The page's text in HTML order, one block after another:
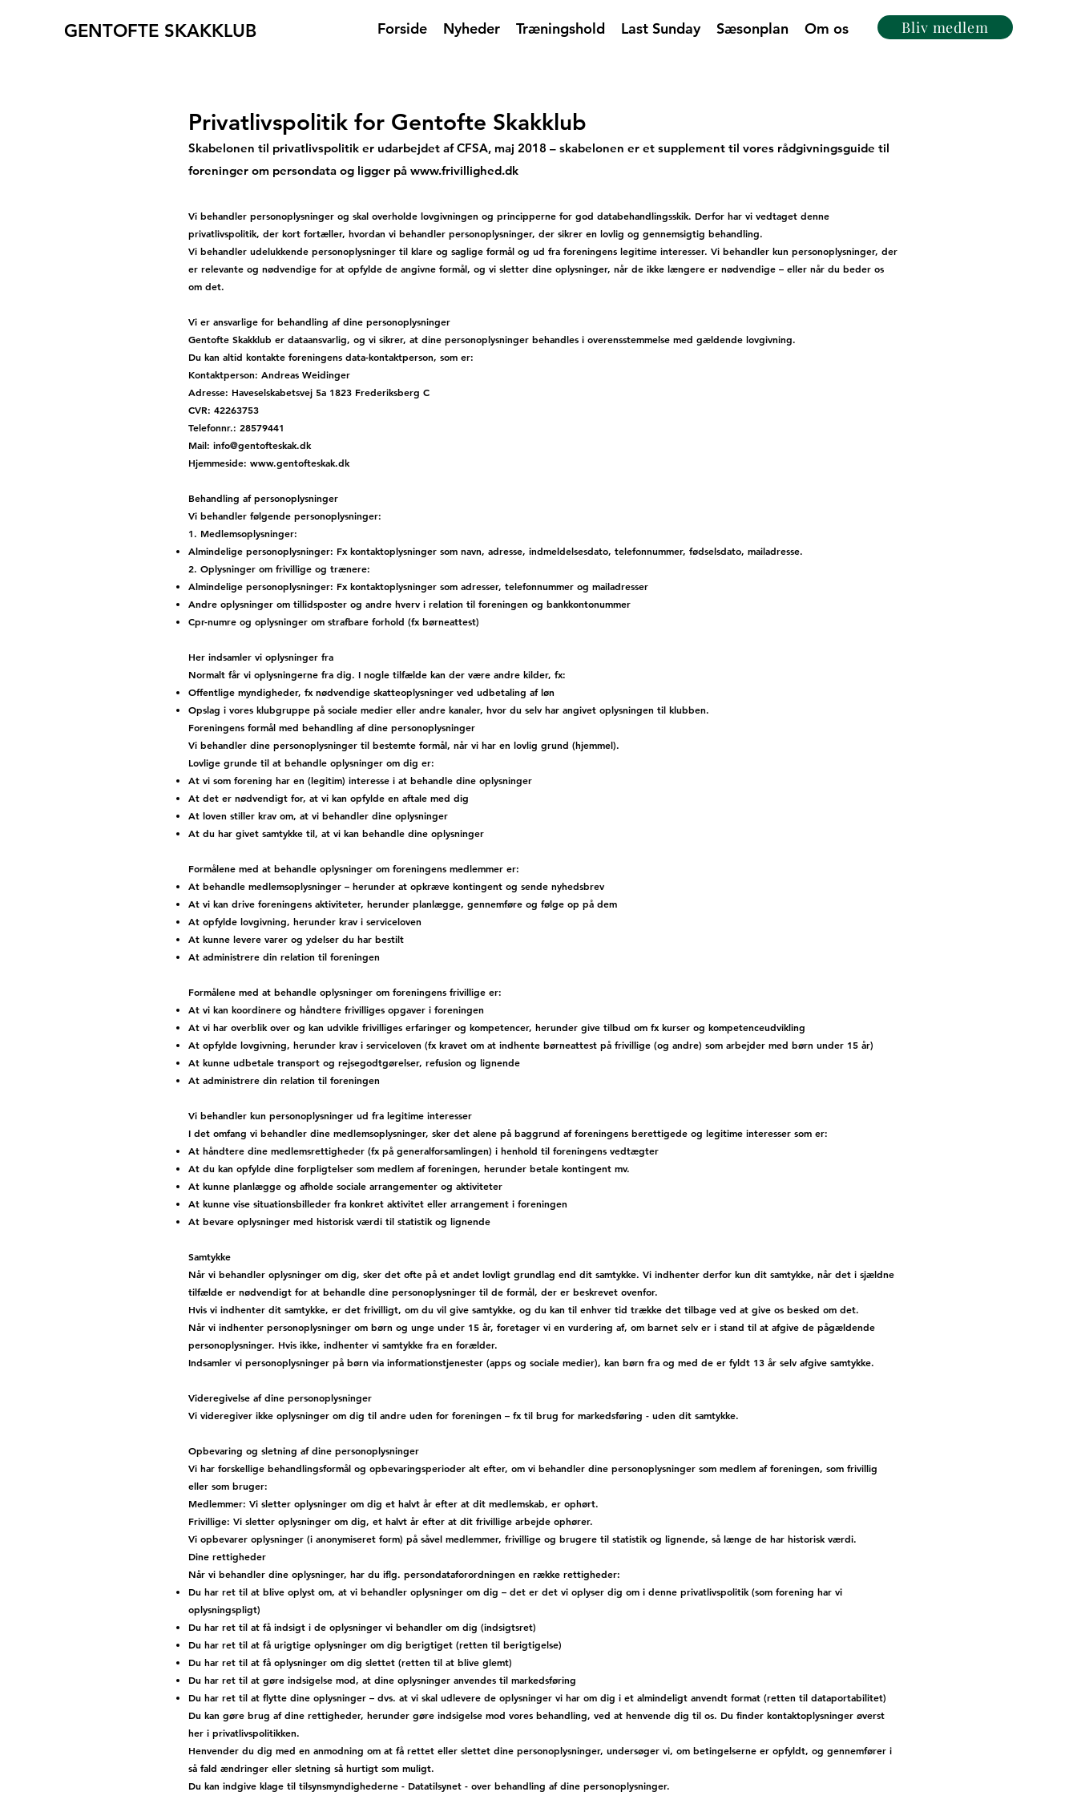
GENTOFTE SKAKKLUB Forside Nyheder Træningshold Last Sunday Sæsonplan Om os Bliv medlem
Privatlivspolitik for Gentofte Skakklub
Skabelonen til privatlivspolitik er udarbejdet af CFSA, maj 2018 – skabelonen er et supplement til vores rådgivningsguide til
foreninger om persondata og ligger på www.frivillighed.dk
Vi behandler personoplysninger og skal overholde lovgivningen og principperne for god databehandlingsskik. Derfor har vi vedtaget denne
privatlivspolitik, der kort fortæller, hvordan vi behandler personoplysninger, der sikrer en lovlig og gennemsigtig behandling.
Vi behandler udelukkende personoplysninger til klare og saglige formål og ud fra foreningens legitime interesser. Vi behandler kun personoplysninger, der
er relevante og nødvendige for at opfylde de angivne formål, og vi sletter dine oplysninger, når de ikke længere er nødvendige – eller når du beder os
om det.
Vi er ansvarlige for behandling af dine personoplysninger
Gentofte Skakklub er dataansvarlig, og vi sikrer, at dine personoplysninger behandles i overensstemmelse med gældende lovgivning.
Du kan altid kontakte foreningens data-kontaktperson, som er:
Kontaktperson: Andreas Weidinger
Adresse: Haveselskabetsvej 5a 1823 Frederiksberg C
CVR: 42263753
Telefonnr.: 28579441
Mail: info@gentofteskak.dk
Hjemmeside: www.gentofteskak.dk
Behandling af personoplysninger
Vi behandler følgende personoplysninger:
1. Medlemsoplysninger:
Almindelige personoplysninger: Fx kontaktoplysninger som navn, adresse, indmeldelsesdato, telefonnummer, fødselsdato, mailadresse.
2. Oplysninger om frivillige og trænere:
Almindelige personoplysninger: Fx kontaktoplysninger som adresser, telefonnummer og mailadresser
Andre oplysninger om tillidsposter og andre hverv i relation til foreningen og bankkontonummer
Cpr-numre og oplysninger om strafbare forhold (fx børneattest)
Her indsamler vi oplysninger fra
Normalt får vi oplysningerne fra dig. I nogle tilfælde kan der være andre kilder, fx:
Offentlige myndigheder, fx nødvendige skatteoplysninger ved udbetaling af løn
Opslag i vores klubgruppe på sociale medier eller andre kanaler, hvor du selv har angivet oplysningen til klubben.
Foreningens formål med behandling af dine personoplysninger
Vi behandler dine personoplysninger til bestemte formål, når vi har en lovlig grund (hjemmel).
Lovlige grunde til at behandle oplysninger om dig er:
At vi som forening har en (legitim) interesse i at behandle dine oplysninger
At det er nødvendigt for, at vi kan opfylde en aftale med dig
At loven stiller krav om, at vi behandler dine oplysninger
At du har givet samtykke til, at vi kan behandle dine oplysninger
Formålene med at behandle oplysninger om foreningens medlemmer er:
At behandle medlemsoplysninger – herunder at opkræve kontingent og sende nyhedsbrev
At vi kan drive foreningens aktiviteter, herunder planlægge, gennemføre og følge op på dem
At opfylde lovgivning, herunder krav i serviceloven
At kunne levere varer og ydelser du har bestilt
At administrere din relation til foreningen
Formålene med at behandle oplysninger om foreningens frivillige er:
At vi kan koordinere og håndtere frivilliges opgaver i foreningen
At vi har overblik over og kan udvikle frivilliges erfaringer og kompetencer, herunder give tilbud om fx kurser og kompetenceudvikling
At opfylde lovgivning, herunder krav i serviceloven (fx kravet om at indhente børneattest på frivillige (og andre) som arbejder med børn under 15 år)
At kunne udbetale transport og rejsegodtgørelser, refusion og lignende
At administrere din relation til foreningen
Vi behandler kun personoplysninger ud fra legitime interesser
I det omfang vi behandler dine medlemsoplysninger, sker det alene på baggrund af foreningens berettigede og legitime interesser som er:
At håndtere dine medlemsrettigheder (fx på generalforsamlingen) i henhold til foreningens vedtægter
At du kan opfylde dine forpligtelser som medlem af foreningen, herunder betale kontingent mv.
At kunne planlægge og afholde sociale arrangementer og aktiviteter
At kunne vise situationsbilleder fra konkret aktivitet eller arrangement i foreningen
At bevare oplysninger med historisk værdi til statistik og lignende
Samtykke
Når vi behandler oplysninger om dig, sker det ofte på et andet lovligt grundlag end dit samtykke. Vi indhenter derfor kun dit samtykke, når det i sjældne
tilfælde er nødvendigt for at behandle dine personoplysninger til de formål, der er beskrevet ovenfor.
Hvis vi indhenter dit samtykke, er det frivilligt, om du vil give samtykke, og du kan til enhver tid trække det tilbage ved at give os besked om det.
Når vi indhenter personoplysninger om børn og unge under 15 år, foretager vi en vurdering af, om barnet selv er i stand til at afgive de pågældende
personoplysninger. Hvis ikke, indhenter vi samtykke fra en forælder.
Indsamler vi personoplysninger på børn via informationstjenester (apps og sociale medier), kan børn fra og med de er fyldt 13 år selv afgive samtykke.
Videregivelse af dine personoplysninger
Vi videregiver ikke oplysninger om dig til andre uden for foreningen – fx til brug for markedsføring - uden dit samtykke.
Opbevaring og sletning af dine personoplysninger
Vi har forskellige behandlingsformål og opbevaringsperioder alt efter, om vi behandler dine personoplysninger som medlem af foreningen, som frivillig
eller som bruger:
Medlemmer: Vi sletter oplysninger om dig et halvt år efter at dit medlemskab, er ophørt.
Frivillige: Vi sletter oplysninger om dig, et halvt år efter at dit frivillige arbejde ophører.
Vi opbevarer oplysninger (i anonymiseret form) på såvel medlemmer, frivillige og brugere til statistik og lignende, så længe de har historisk værdi.
Dine rettigheder
Når vi behandler dine oplysninger, har du iflg. persondataforordningen en række rettigheder:
Du har ret til at blive oplyst om, at vi behandler oplysninger om dig – det er det vi oplyser dig om i denne privatlivspolitik (som forening har vi
oplysningspligt)
Du har ret til at få indsigt i de oplysninger vi behandler om dig (indsigtsret)
Du har ret til at få urigtige oplysninger om dig berigtiget (retten til berigtigelse)
Du har ret til at få oplysninger om dig slettet (retten til at blive glemt)
Du har ret til at gøre indsigelse mod, at dine oplysninger anvendes til markedsføring
Du har ret til at flytte dine oplysninger – dvs. at vi skal udlevere de oplysninger vi har om dig i et almindeligt anvendt format (retten til dataportabilitet)
Du kan gøre brug af dine rettigheder, herunder gøre indsigelse mod vores behandling, ved at henvende dig til os. Du finder kontaktoplysninger øverst
her i privatlivspolitikken.
Henvender du dig med en anmodning om at få rettet eller slettet dine personoplysninger, undersøger vi, om betingelserne er opfyldt, og gennemfører i
så fald ændringer eller sletning så hurtigt som muligt.
Du kan indgive klage til tilsynsmyndighederne - Datatilsynet - over behandling af dine personoplysninger.